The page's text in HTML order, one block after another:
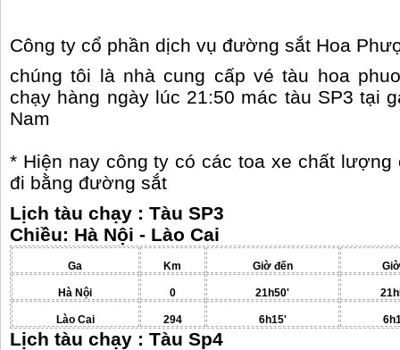
Công ty cổ phần dịch vụ đường sắt Hoa
chúng tôi là nhà cung cấp vé tàu hoa
chạy hàng ngày lúc 21:50 mác tàu SP3 tại
Nam
* Hiện nay công ty có các toa xe chất lượng
đi bằng đường sắt
Lịch tàu chạy : Tàu SP3
Chiều: Hà Nội - Lào Cai
Ga Km Giờ đến
Hà Nội 0 21h50'
Lào Cai 294 6h15'
Lịch tàu chạy : Tàu Sp4